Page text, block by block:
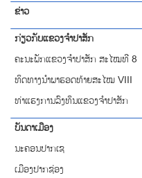
ຂ່າວ
ກ່ຽວກັບແຂວງຈຳປາສັກ
ຄະນະພັກແຂວງຈຳປາສັກ ສະໄໝທີ 8
ທິດທາງນໍາພາຮອດທ້າຍສະໄໝ VIII
ທ່າແຮງການລົງທຶນແຂວງຈໍາປາສັກ
ບັນດາເມືອງ
ນະຄອນປາກເຊ
ເມືອງປາກຊ່ອງ